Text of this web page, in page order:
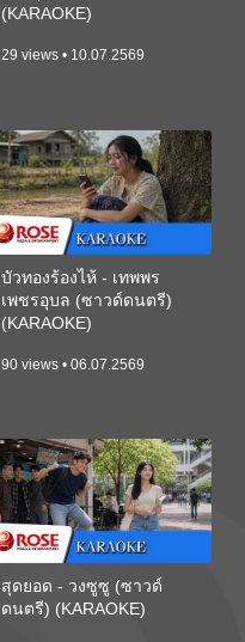
(KARAOKE)
29 views • 10.07.2569
บัวทองร้องไห้ - เทพพร
เพชรอุบล (ซาวด์ดนตรี)
(KARAOKE)
90 views • 06.07.2569
สุดยอด - วงซูซู (ซาวด์
ดนตรี) (KARAOKE)